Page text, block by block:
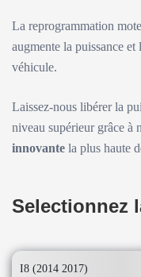
La reprogrammation
augmente la puissance et
véhicule.
Laissez-nous libérer la
niveau supérieur grâce à
innovante la plus haute
Selectionnez
I8 (2014 2017)